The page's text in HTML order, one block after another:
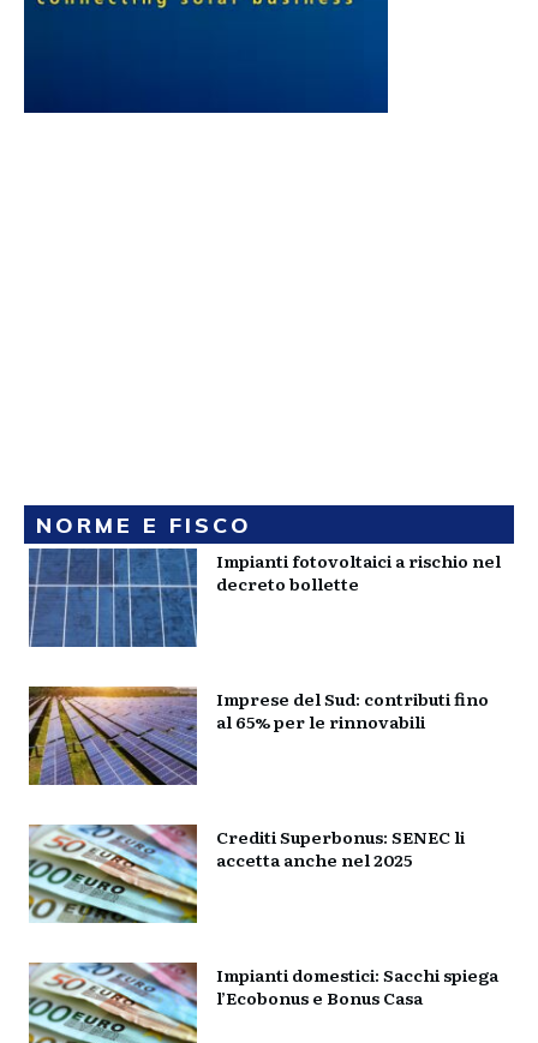
NORME E FISCO
Impianti fotovoltaici a rischio nel
decreto bollette
Imprese del Sud: contributi fino
al 65% per le rinnovabili
Crediti Superbonus: SENEC li
accetta anche nel 2025
Impianti domestici: Sacchi spiega
l’Ecobonus e Bonus Casa